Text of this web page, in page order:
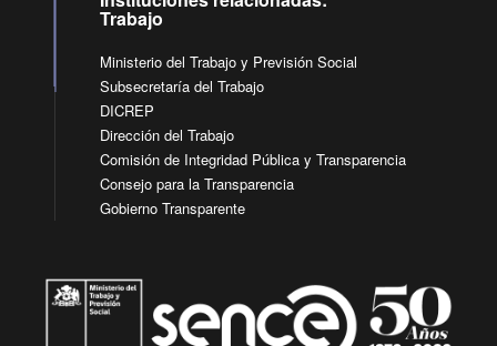
Trabajo
Ministerio del Trabajo y Previsión Social
Subsecretaría del Trabajo
DICREP
Dirección del Trabajo
Comisión de Integridad Pública y Transparencia
Consejo para la Transparencia
Gobierno Transparente